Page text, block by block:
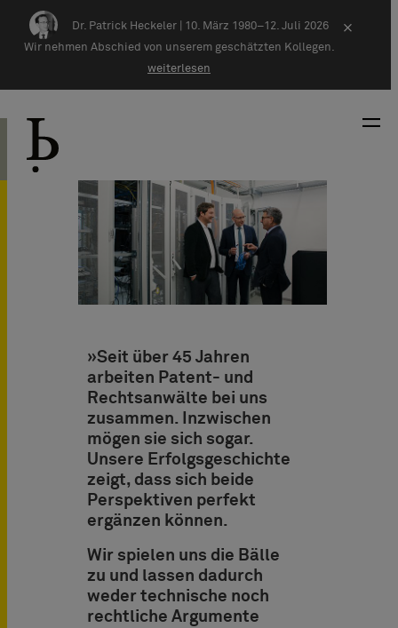
Zum Inhalt springen
Dr. Patrick Heckeler | 10. März 1980–12. Juli 2026
Wir nehmen Abschied von unserem geschätzten Kollegen.
weiterlesen
×
»Seit über 45 Jahren
arbeiten Patent- und
Rechtsanwälte bei uns
zusammen. Inzwischen
mögen sie sich sogar.
Unsere Erfolgsgeschichte
zeigt, dass sich beide
Perspektiven perfekt
ergänzen können.
Wir spielen uns die Bälle
zu und lassen dadurch
weder technische noch
rechtliche Argumente